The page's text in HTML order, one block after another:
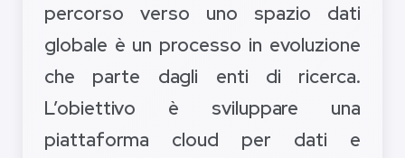
percorso verso uno spazio dati
globale è un processo in evoluzione
che parte dagli enti di ricerca.
L’obiettivo è sviluppare una
piattaforma cloud per dati e